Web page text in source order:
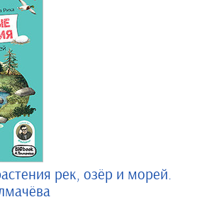
рек, озёр и морей.